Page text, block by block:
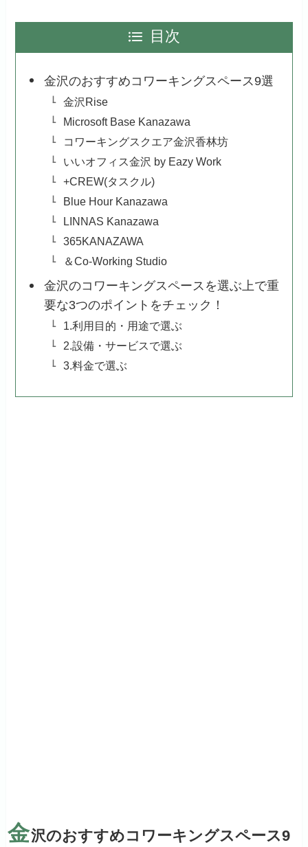
目次
金沢のおすすめコワーキングスペース9選
金沢Rise
Microsoft Base Kanazawa
コワーキングスクエア金沢香林坊
いいオフィス金沢 by Eazy Work
+CREW(タスクル)
Blue Hour Kanazawa
LINNAS Kanazawa
365KANAZAWA
＆Co-Working Studio
金沢のコワーキングスペースを選ぶ上で重
要な3つのポイントをチェック！
1.利用目的・用途で選ぶ
2.設備・サービスで選ぶ
3.料金で選ぶ
金沢のおすすめコワーキングスペース9